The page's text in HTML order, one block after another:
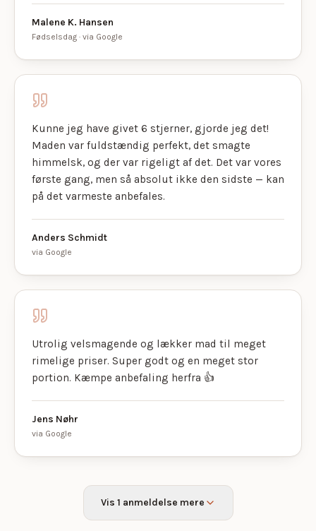
Malene K. Hansen
Fødselsdag · via Google
Kunne jeg have givet 6 stjerner, gjorde jeg det!
Maden var fuldstændig perfekt, det smagte
himmelsk, og der var rigeligt af det. Det var vores
første gang, men så absolut ikke den sidste — kan
på det varmeste anbefales.
Anders Schmidt
via Google
Utrolig velsmagende og lækker mad til meget
rimelige priser. Super godt og en meget stor
portion. Kæmpe anbefaling herfra 👍
Jens Nøhr
via Google
Vis 1 anmeldelse mere